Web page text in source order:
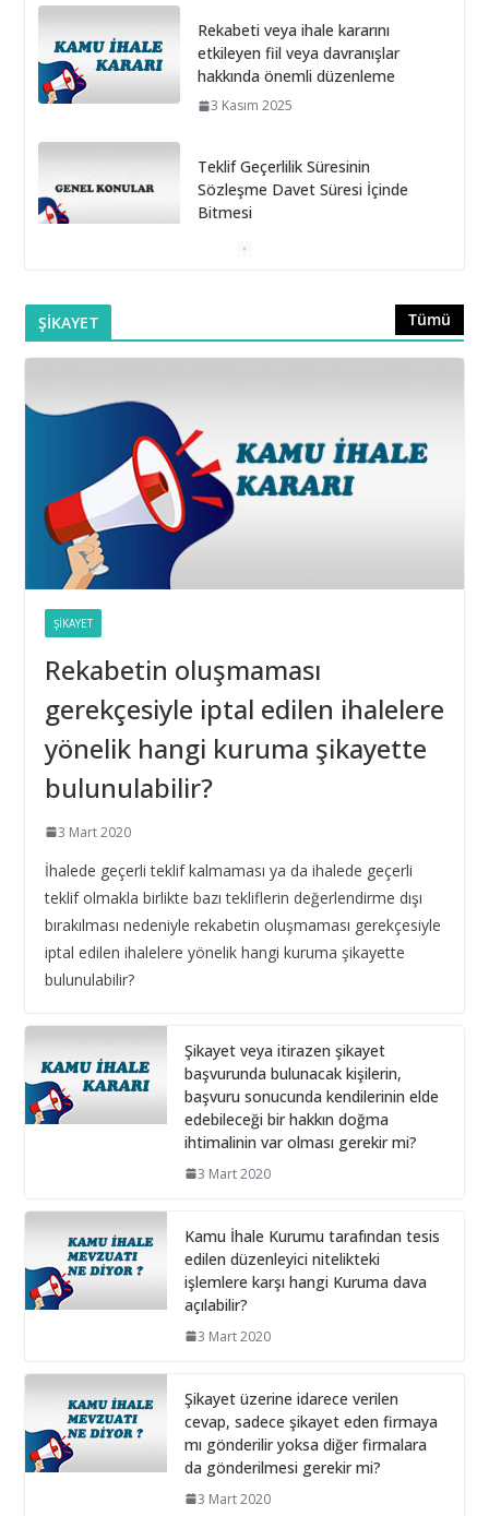
Rekabeti veya ihale kararını
etkileyen fiil veya davranışlar
hakkında önemli düzenleme
3 Kasım 2025
Teklif Geçerlilik Süresinin
Sözleşme Davet Süresi İçinde
Bitmesi
Doğrudan Temin Alımlarına İlişkin
Belediye Şirketleri Bağış
Toplayabilir mi?
16 Eylül 2025
Yıl Boyunca Yapılan Alımların 3
(g) İstisna Limitinin Aşılması
16 Eylül 2025
İhale Tarihinden Sonra Yaklaşık
28 Şubat 2025
Bilişim hizmet alımı ihalelerinde
istenecek belgeleri ortak girişim
Bilişim hizmet alımı ihalelerinde
istenecek belgeler
10 Aralık 2024
tamamını idarede geçirmiyorsa ?
1 Şubat 2026
ŞİKAYET Tümü
ŞIKAYET
Rekabetin oluşmaması
gerekçesiyle iptal edilen ihalelere
yönelik hangi kuruma şikayette
bulunulabilir?
3 Mart 2020
İhalede geçerli teklif kalmaması ya da ihalede geçerli
teklif olmakla birlikte bazı tekliflerin değerlendirme dışı
bırakılması nedeniyle rekabetin oluşmaması gerekçesiyle
iptal edilen ihalelere yönelik hangi kuruma şikayette
bulunulabilir?
Şikayet veya itirazen şikayet
başvurunda bulunacak kişilerin,
başvuru sonucunda kendilerinin elde
edebileceği bir hakkın doğma
ihtimalinin var olması gerekir mi?
3 Mart 2020
Kamu İhale Kurumu tarafından tesis
edilen düzenleyici nitelikteki
işlemlere karşı hangi Kuruma dava
açılabilir?
3 Mart 2020
Şikayet üzerine idarece verilen
cevap, sadece şikayet eden firmaya
mı gönderilir yoksa diğer firmalara
da gönderilmesi gerekir mi?
3 Mart 2020